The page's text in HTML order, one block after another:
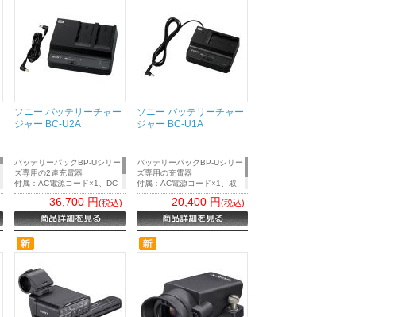
③NFC削除
④同梱のバッテリーチャージ
ャーBC-QZ1から、2個口の
BC-ZD1に変更
※BC-ZD1は、USB PD対応ケ
ーブルやACアダプタが別途必
ソニー バッテリーチャー
ジャー BC-U2A
バッテリーパックBP-Uシリー
ズ専用の2連充電器
付属：AC電源コード×1、DC
電源出力ケーブル×1、取扱説
明書×1、保証冊子×1
36,700 円(税込)
ソニー バッテリーチャー
ジャー BC-U1A
バッテリーパックBP-Uシリー
ズ専用の充電器
付属：AC電源コード×1、取
扱説明書×1、保証冊子×1
20,400 円(税込)